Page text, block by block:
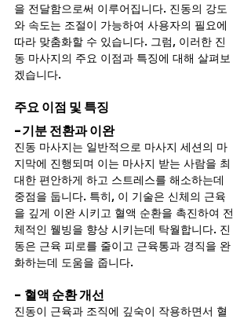
을 전달함으로써 이루어집니다. 진동의 강도
와 속도는 조절이 가능하여 사용자의 필요에
따라 맞춤화할 수 있습니다. 그럼, 이러한 진
동 마사지의 주요 이점과 특징에 대해 살펴보
겠습니다.
주요 이점 및 특징
-기분 전환과 이완
진동 마사지는 일반적으로 마사지 세션의 마
지막에 진행되며 이는 마사지 받는 사람을 최
대한 편안하게 하고 스트레스를 해소하는데
중점을 둡니다. 특히, 이 기술은 신체의 근육
을 깊게 이완 시키고 혈액 순환을 촉진하여 전
체적인 웰빙을 향상 시키는데 탁월합니다. 진
동은 근육 피로를 줄이고 근육통과 경직을 완
화하는데 도움을 줍니다.
- 혈액 순환 개선
진동이 근육과 조직에 깊숙이 작용하면서 혈